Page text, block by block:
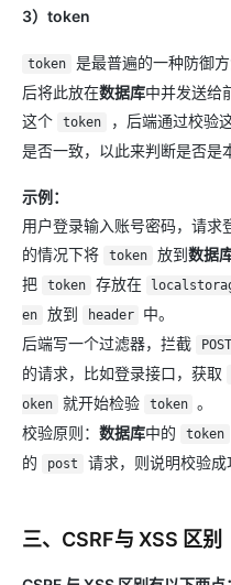
3）token
token 是最普遍的一种防御
后将此放在数据库中并发送给
这个
token ，后端通过校验
是否一致，以此来判断是否是
示例：
用户登录输入账号密码，请求
的情况下将
token 放到数据
把
token 存放在
en
放到 header
中。
后端写一个过滤器，拦截
POST
的请求，比如登录接口，获取
oken
就开始检验 token
。
校验原则： 数据库中的 token
的
post 请求，则说明校验成
三、CSRF与 XSS 区别